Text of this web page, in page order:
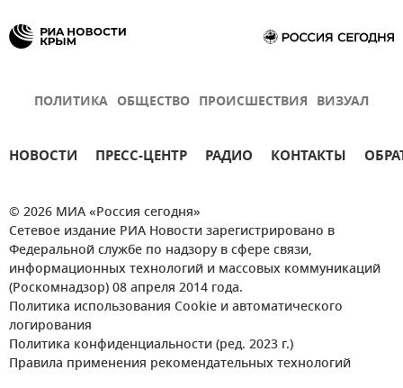
ПОЛИТИКА ОБЩЕСТВО ПРОИСШЕСТВИЯ ВИЗУАЛ
НОВОСТИ ПРЕСС-ЦЕНТР РАДИО КОНТАКТЫ
© 2026 МИА «Россия сегодня»
Сетевое издание РИА Новости зарегистрировано в
Федеральной службе по надзору в сфере связи,
информационных технологий и массовых коммуникаций
(Роскомнадзор) 08 апреля 2014 года.
Политика использования Cookie и автоматического
логирования
Политика конфиденциальности (ред. 2023 г.)
Правила применения рекомендательных технологий